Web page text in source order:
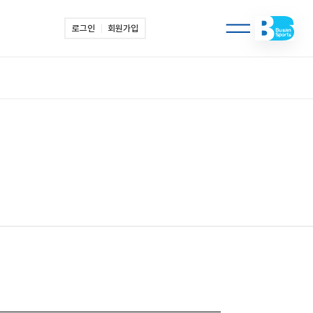
로그인 회원가입